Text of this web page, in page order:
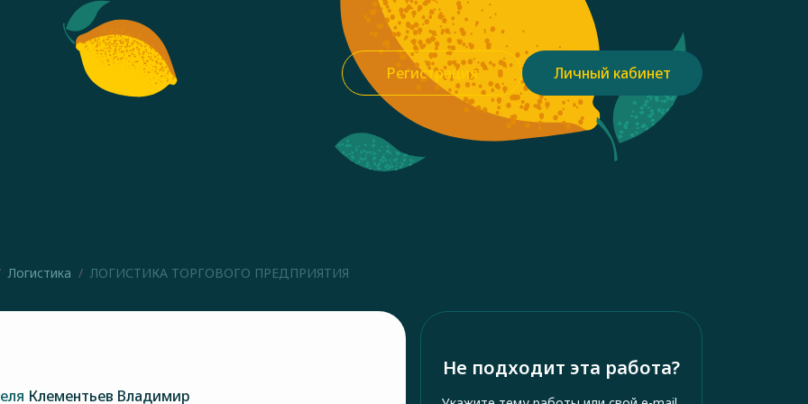
Регистрация Личный кабинет
Логистика ЛОГИСТИКА ТОРГОВОГО ПРЕДПРИЯТИЯ
Клементьев Владимир
Не подходит эта работа?